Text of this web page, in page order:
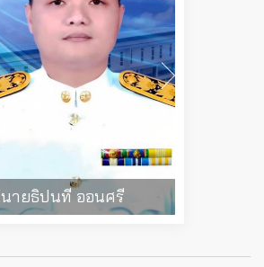
นายธิปนที ออนศรี